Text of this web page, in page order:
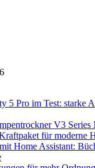
5 Pro im Test: starke
V3
für moderne
Home Assistant: